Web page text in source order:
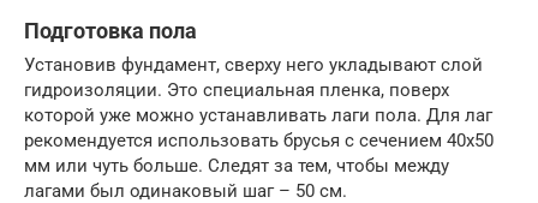
Подготовка пола
Установив фундамент, сверху него укладывают слой
гидроизоляции. Это специальная пленка, поверх
которой уже можно устанавливать лаги пола. Для лаг
рекомендуется использовать брусья с сечением 40х50
мм или чуть больше. Следят за тем, чтобы между
лагами был одинаковый шаг – 50 см.